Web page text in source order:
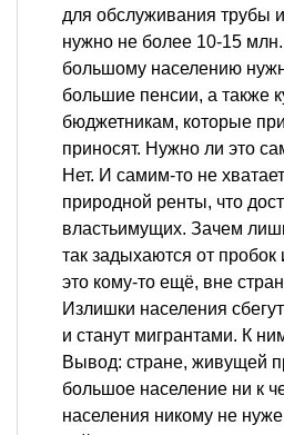
для обслуживания трубы
нужно не более 10-15
большому населению
большие пенсии, а также
бюджетникам, которые
приносят. Нужно ли это
Нет. И самим-то не
природной ренты, что
властьимущих. Зачем
так задыхаются от
это кому-то ещё, вне
Излишки населения
и станут мигрантами. К
Вывод: стране, живущей
большое население ни к
населения никому не